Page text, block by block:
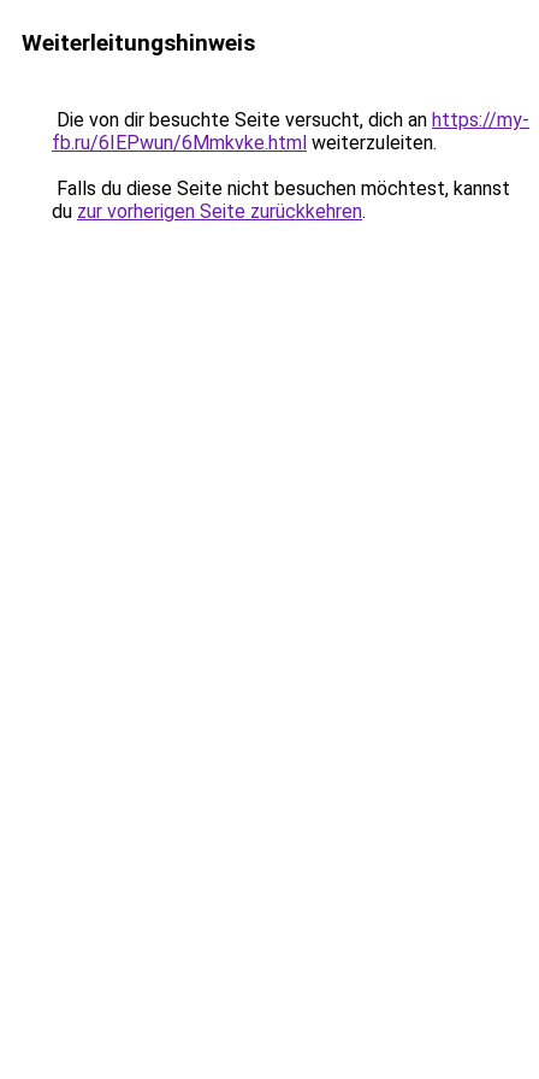
Weiterleitungshinweis
Die von dir besuchte Seite versucht, dich an https://my-
fb.ru/6IEPwun/6Mmkvke.html weiterzuleiten.
Falls du diese Seite nicht besuchen möchtest, kannst
du zur vorherigen Seite zurückkehren.